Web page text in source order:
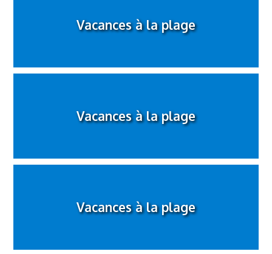
Vacances à la plage
Vacances à la plage
Vacances à la plage